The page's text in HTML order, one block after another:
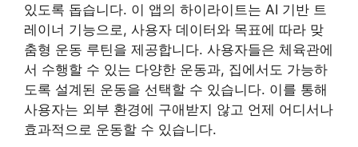
있도록 돕습니다. 이 앱의 하이라이트는 AI 기반 트
레이너 기능으로, 사용자 데이터와 목표에 따라 맞
춤형 운동 루틴을 제공합니다. 사용자들은 체육관에
서 수행할 수 있는 다양한 운동과, 집에서도 가능하
도록 설계된 운동을 선택할 수 있습니다. 이를 통해
사용자는 외부 환경에 구애받지 않고 언제 어디서나
효과적으로 운동할 수 있습니다.